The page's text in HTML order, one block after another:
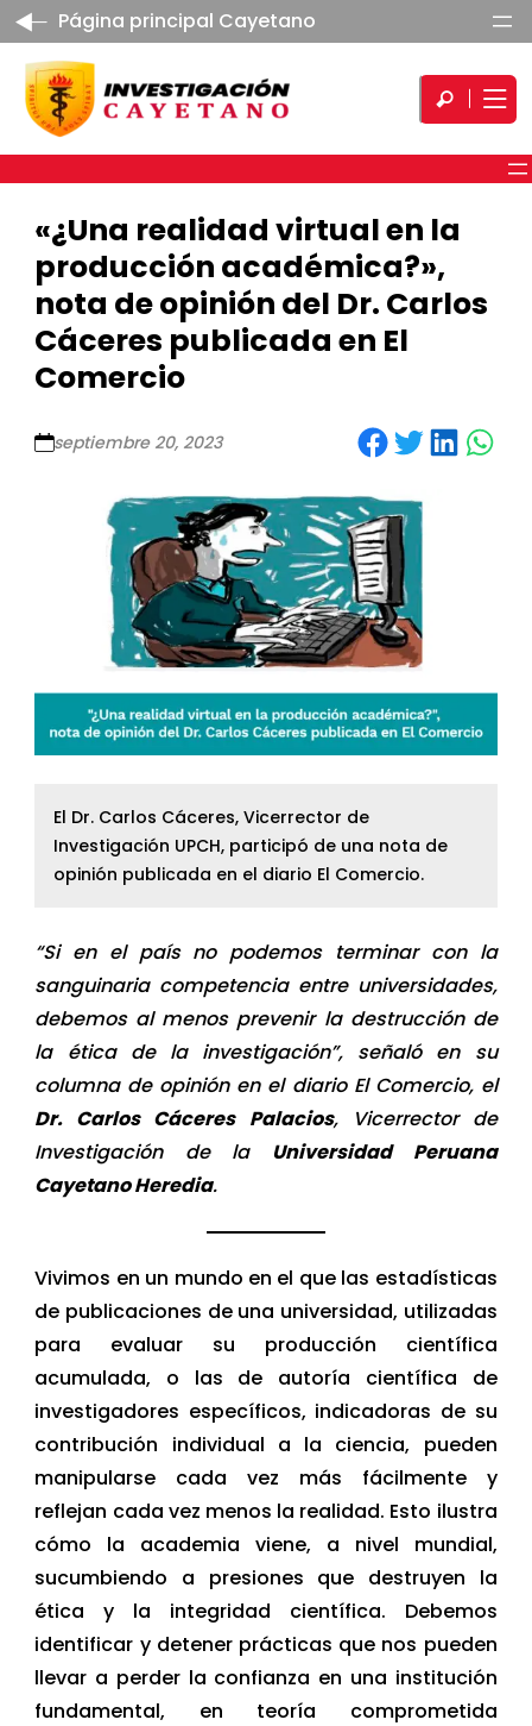
Página principal Cayetano
«¿Una realidad virtual en la
producción académica?»,
nota de opinión del Dr. Carlos
Cáceres publicada en El
Comercio
septiembre 20, 2023 Share on Facebook Share on Twitter Share on LinkedIn Share on WhatsApp
El Dr. Carlos Cáceres, Vicerrector de
Investigación UPCH, participó de una nota de
opinión publicada en el diario El Comercio.
“Si en el país no podemos terminar con la
sanguinaria competencia entre universidades,
debemos al menos prevenir la destrucción de
la ética de la investigación”, señaló en su
columna de opinión en el diario El Comercio, el
Dr. Carlos Cáceres Palacios, Vicerrector de
Investigación de la Universidad Peruana
Cayetano Heredia.
Vivimos en un mundo en el que las estadísticas
de publicaciones de una universidad, utilizadas
para evaluar su producción científica
acumulada, o las de autoría científica de
investigadores específicos, indicadoras de su
contribución individual a la ciencia, pueden
manipularse cada vez más fácilmente y
reflejan cada vez menos la realidad. Esto ilustra
cómo la academia viene, a nivel mundial,
sucumbiendo a presiones que destruyen la
ética y la integridad científica. Debemos
identificar y detener prácticas que nos pueden
llevar a perder la confianza en una institución
fundamental, en teoría comprometida